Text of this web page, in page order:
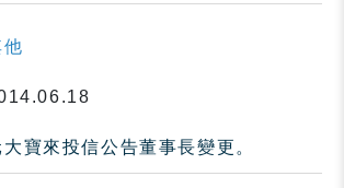
他
大寶來投信公告董事長變更。